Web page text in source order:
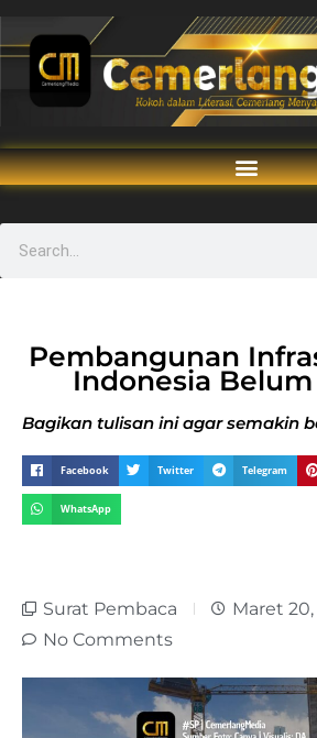
Pembangunan
Indonesia
Bagikan tulisan ini agar semakin
Facebook Twitter Telegram
WhatsApp
Surat Pembaca
Maret
No Comments